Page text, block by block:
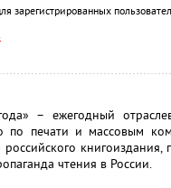
зарегистрированных
– ежегодный
по печати и массовым
чтения в России.